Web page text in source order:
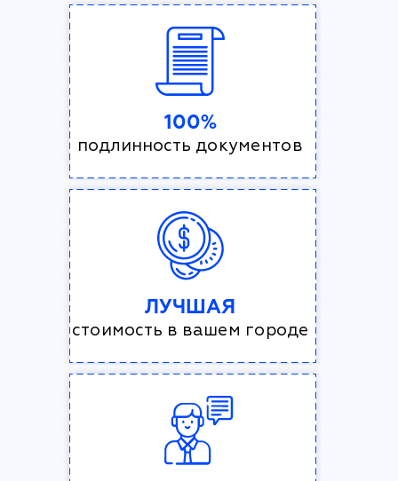
100%
подлинность документов
ЛУЧШАЯ
стоимость в вашем городе